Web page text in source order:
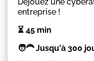
entreprise !
⏳ 45 min
🧑‍🦰 Jusqu'à 300